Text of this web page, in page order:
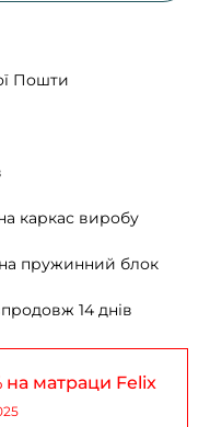
Пошти
каркас виробу
на пружинний блок
14 днів
на матраци Felix